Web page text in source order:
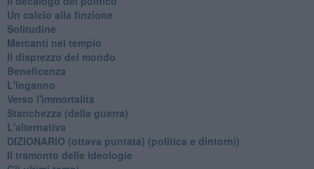
Un calcio alla finzione
Solitudine
Mercanti nel tempio
Il disprezzo del mondo
Beneficenza
L'inganno
Verso l'immortalità
Stanchezza (della guerra)
L'alternativa
​DIZIONARIO (ottava puntata) (politica e dintorni)
Il tramonto delle ideologie